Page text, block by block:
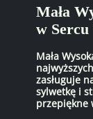
Mała
w
Mała
zasługuje
sylwetkę i
przepiękne